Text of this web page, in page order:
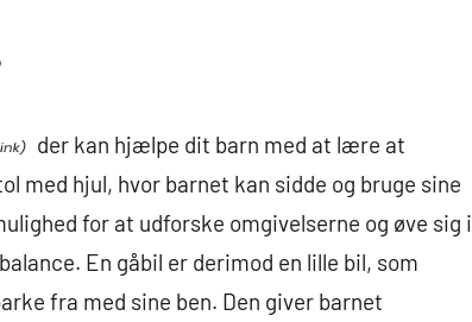
der kan hjælpe dit barn med at lære at
med hjul, hvor barnet kan sidde og bruge sine
for at udforske omgivelserne og øve sig i
En gåbil er derimod en lille bil, som
fra med sine ben. Den giver barnet